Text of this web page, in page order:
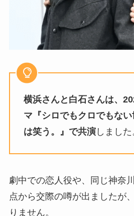
横浜さんと白石さんは、
マ『シロでもクロでもな
は笑う。』で共演しました
劇中での恋人役や、同じ神奈
点から交際の噂が出ましたが
りません。